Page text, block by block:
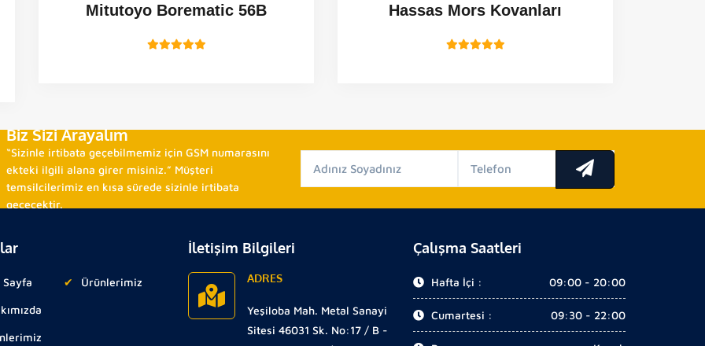
Mitutoyo Borematic 56B Hassas Mors Kovanları
Biz Sizi Arayalım
“Sizinle irtibata geçebilmemiz için GSM numarasını
ekteki ilgili alana girer misiniz.” Müşteri
temsilcilerimiz en kısa sürede sizinle irtibata
geçecektir.
Sayfa Ürünlerimiz
İletişim Bilgileri
ADRES
Yeşiloba Mah. Metal Sanayi
Sitesi 46031 Sk. No:17 / B -
Çalışma Saatleri
Hafta İçi : 09:00 - 20:00
Cumartesi : 09:30 - 22:00